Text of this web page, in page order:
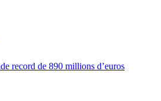
record de 890 millions d’euros